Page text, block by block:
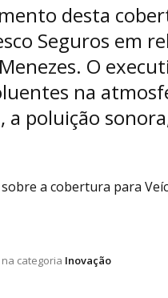
desta
Seguros em
O
na
a poluição
a cobertura para
na categoria Inovação